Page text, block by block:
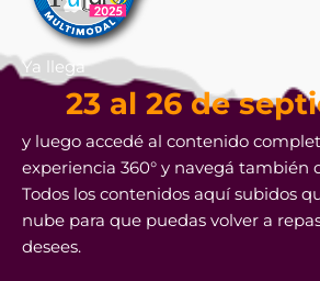
Ya llega
23 al 26 de
y luego accedé al contenido
experiencia 360° y navegá también
Todos los contenidos aquí subidos
nube para que puedas volver a
desees.